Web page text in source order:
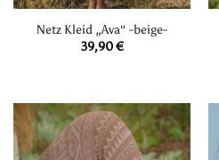
Netz Kleid „Ava“ -beige-
39,90€